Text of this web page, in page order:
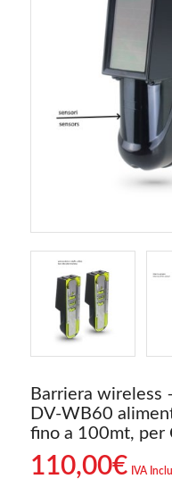
Barriera wireless
DV-WB60
fino a 100mt, per
110,00€ IVA